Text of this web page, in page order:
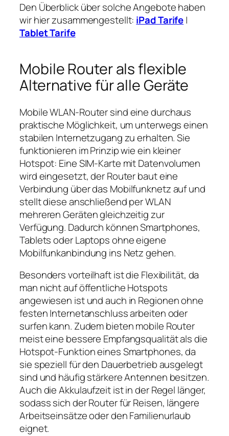
Den Überblick über solche Angebote haben
wir hier zusammengestellt: iPad Tarife|
Tablet Tarife
Mobile Router als flexible
Alternative für alle Geräte
Mobile WLAN‑Router sind eine durchaus
praktische Möglichkeit, um unterwegs einen
stabilen Internetzugang zu erhalten. Sie
funktionieren im Prinzip wie ein kleiner
Hotspot: Eine SIM‑Karte mit Datenvolumen
wird eingesetzt, der Router baut eine
Verbindung über das Mobilfunknetz auf und
stellt diese anschließend per WLAN
mehreren Geräten gleichzeitig zur
Verfügung. Dadurch können Smartphones,
Tablets oder Laptops ohne eigene
Mobilfunkanbindung ins Netz gehen.
Besonders vorteilhaft ist die Flexibilität, da
man nicht auf öffentliche Hotspots
angewiesen ist und auch in Regionen ohne
festen Internetanschluss arbeiten oder
surfen kann. Zudem bieten mobile Router
meist eine bessere Empfangsqualität als die
Hotspot‑Funktion eines Smartphones, da
sie speziell für den Dauerbetrieb ausgelegt
sind und häufig stärkere Antennen besitzen.
Auch die Akkulaufzeit ist in der Regel länger,
sodass sich der Router für Reisen, längere
Arbeitseinsätze oder den Familienurlaub
eignet.